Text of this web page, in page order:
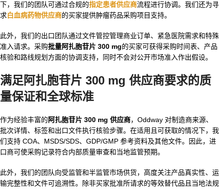
下，我们的团队可通过合规的指定患者供应商流程进行协调。我们还为寻
求白血病药物供应商的买家提供肿瘤药品采购项目支持。
此外，我们的出口团队通过文件管控管理商业订单、紧急医院需求和特殊
准入请求。采购批量阿扎胞苷片 300 mg的买家可获得采购时间表、产品
核验和路线规划方面的协调支持，同时不会对公开市场准入作出假设。
满足阿扎胞苷片 300 mg 供应商要求的质
量保证和全球标准
作为经验丰富的阿扎胞苷片 300 mg 供应商，Oddway 对制造商来源、
批次详情、标签和出口文件执行核验步骤。在适用且可获取的情况下，我
们支持 COA、MSDS/SDS、GDP/GMP 参考资料及其他文件。因此，进
口商可使采购记录符合内部质量审查和当地监管预期。
此外，我们的团队向受监管和半监管市场供货，高度关注产品真实性、运
输完整性和文件可追溯性。除非买家批准所请求的等效替代品且当地法规